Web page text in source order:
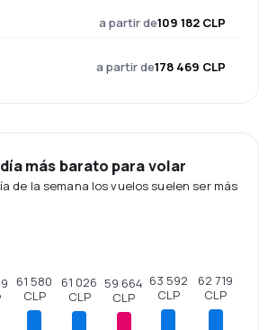
a partir de109 182 CLP
a partir de178 469 CLP
más barato para volar
de la semana los vuelos suelen ser más
61 580
CLP
61 026
CLP
59 664
CLP
63 592
CLP
62 719
CLP